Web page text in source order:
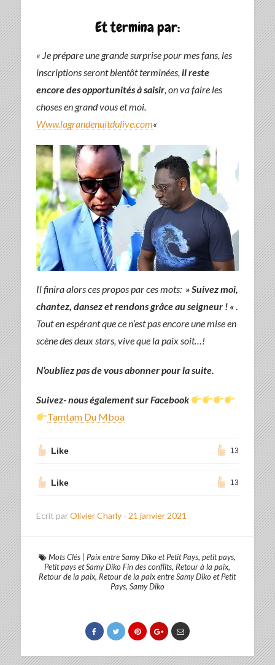
Et termina par:
« Je prépare une grande surprise pour mes fans, les
inscriptions seront bientôt terminées, il reste
encore des opportunités à saisir, on va faire les
choses en grand vous et moi.
Www.lagrandenuitdulive.com«
Il finira alors ces propos par ces mots: » Suivez moi,
chantez, dansez et rendons grâce au seigneur ! «.
Tout en espérant que ce n’est pas encore une mise en
scène des deux stars, vive que la paix soit…!
N’oubliez pas de vous abonner pour la suite.
Suivez- nous également sur Facebook
Tamtam Du Mboa
Like 13
Like 13
Ecrit parOlivier Charly - 21 janvier 2021
Mots Clés Paix entre Samy Diko et Petit Pays,petit pays,
Petit pays et Samy Diko Fin des conflits, Retour à la paix,
Retour de la paix, Retour de la paix entre Samy Diko et Petit
Pays, Samy Diko